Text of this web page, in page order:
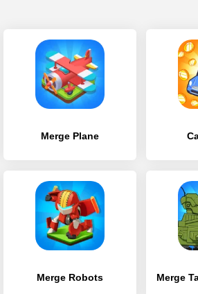
Merge Plane
Merge Robots